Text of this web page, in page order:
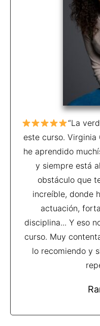
“La
este curso. Virginia
he aprendido
y siempre está
obstáculo que
increíble, donde
actuación,
disciplina... Y eso
curso. Muy
lo recomiendo y